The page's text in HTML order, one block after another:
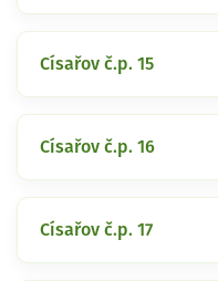
Císařov č.p. 15
Císařov č.p. 16
Císařov č.p. 17